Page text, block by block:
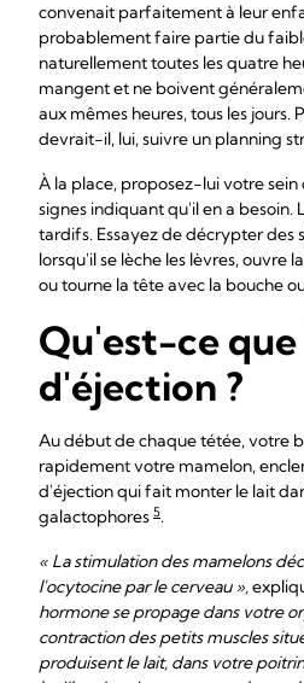
convenait parfaitement à leur
probablement faire partie du
naturellement toutes les quatre
mangent et ne boivent
aux mêmes heures, tous les jours.
devrait-il, lui, suivre un planning
À la place, proposez-lui votre
signes indiquant qu'il en a besoin.
tardifs. Essayez de décrypter des
lorsqu'il se lèche les lèvres, ouvre
ou tourne la tête avec la bouche
Qu'est-ce
d'éjection ?
Au début de chaque tétée, votre
rapidement votre mamelon,
d'éjection qui fait monter le lait
galactophores 5.
« La stimulation des mamelons
l'ocytocine par le cerveau »,
hormone se propage dans votre
contraction des petits muscles
produisent le lait, dans votre